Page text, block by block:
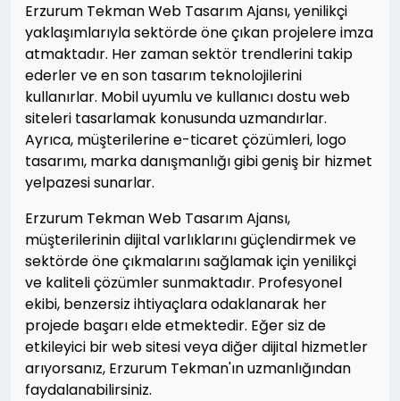
Erzurum Tekman Web Tasarım Ajansı, yenilikçi
yaklaşımlarıyla sektörde öne çıkan projelere imza
atmaktadır. Her zaman sektör trendlerini takip
ederler ve en son tasarım teknolojilerini
kullanırlar. Mobil uyumlu ve kullanıcı dostu web
siteleri tasarlamak konusunda uzmandırlar.
Ayrıca, müşterilerine e-ticaret çözümleri, logo
tasarımı, marka danışmanlığı gibi geniş bir hizmet
yelpazesi sunarlar.
Erzurum Tekman Web Tasarım Ajansı,
müşterilerinin dijital varlıklarını güçlendirmek ve
sektörde öne çıkmalarını sağlamak için yenilikçi
ve kaliteli çözümler sunmaktadır. Profesyonel
ekibi, benzersiz ihtiyaçlara odaklanarak her
projede başarı elde etmektedir. Eğer siz de
etkileyici bir web sitesi veya diğer dijital hizmetler
arıyorsanız, Erzurum Tekman'ın uzmanlığından
faydalanabilirsiniz.